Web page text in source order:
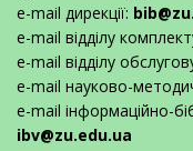
e-mail дирекції:
e-mail відділу
e-mail відділу
e-mail науково-
e-mail інформаційно-
ibv@zu.edu.ua